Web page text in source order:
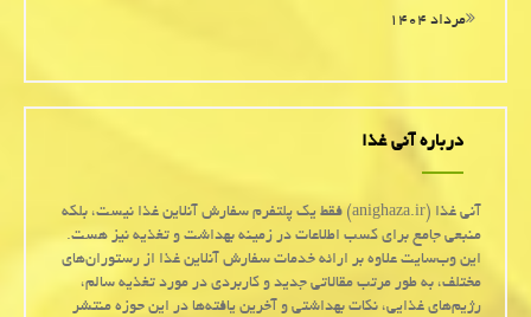
مرداد ۱۴۰۴
درباره آنی غذا
آنی غذا (anighaza.ir) فقط یک پلتفرم سفارش آنلاین غذا نیست، بلکه
منبعی جامع برای کسب اطلاعات در زمینه بهداشت و تغذیه نیز هست.
این وب‌سایت علاوه بر ارائه خدمات سفارش آنلاین غذا از رستوران‌های
مختلف، به طور مرتب مقالاتی جدید و کاربردی در مورد تغذیه سالم،
رژیم‌های غذایی، نکات بهداشتی و آخرین یافته‌ها در این حوزه منتشر